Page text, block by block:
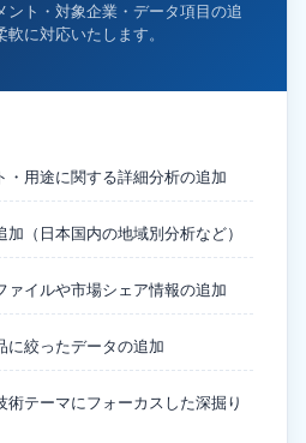
ント・対象企業・データ項目の追
に対応いたします。
・用途に関する詳細分析の追加
（日本国内の地域別分析など）
ァイルや市場シェア情報の追加
に絞ったデータの追加
術テーマにフォーカスした深掘り